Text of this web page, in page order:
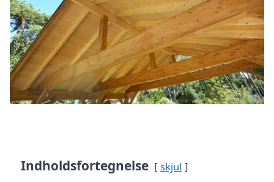
Indholdsfortegnelse skjul